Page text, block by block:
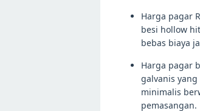
Harga pagar
besi hollow
bebas biaya
Harga pagar
galvanis
minimalis
pemasangan.